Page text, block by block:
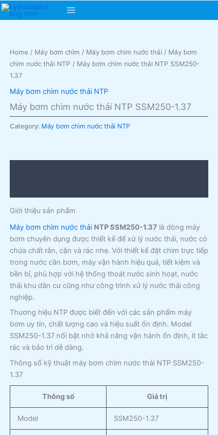
Skip
Main
Home / Máy bơm chìm / Máy bơm chìm nước thải / Máy bơm
chìm nước thải NTP / Máy bơm chìm nước thải NTP SSM250-
1.37
Máy bơm chìm nước thải NTP
Máy bơm chìm nước thải NTP SSM250-1.37
Category: Máy bơm chìm nước thải NTP
Giới thiệu sản phẩm
Máy bơm chìm nước thải NTP SSM250-1.37 là dòng máy
bơm chuyên dụng được thiết kế để xử lý nước thải, nước có
chứa chất rắn, cặn và rác nhẹ. Với thiết kế đặt chìm trực tiếp
trong nước cần bơm, máy vận hành hiệu quả, tiết kiệm và
bền bỉ, phù hợp với hệ thống thoát nước sinh hoạt, nước
thải khu dân cư cũng như công trình xử lý nước thải công
nghiệp.
Thương hiệu NTP được biết đến với các sản phẩm máy
bơm uy tín, chất lượng cao và hiệu suất ổn định. Model
SSM250-1.37 nổi bật nhờ khả năng vận hành ổn định, ít tắc
rác và bảo trì dễ dàng.
Thông số kỹ thuật máy bơm chìm nước thải NTP SSM250-
1.37
Thông số Giá trị
Model SSM250-1.37